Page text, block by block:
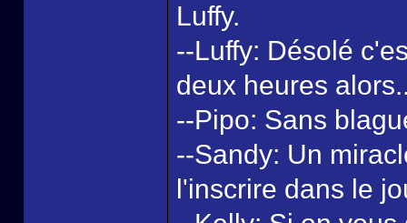
Luffy.
--Luffy: Désolé
deux heures
--Pipo: Sans
--Sandy: Un
l'inscrire dans le